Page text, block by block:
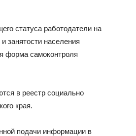
статуса работодатели на
занятости населения
форма самоконтроля
в реестр социально
края.
подачи информации в